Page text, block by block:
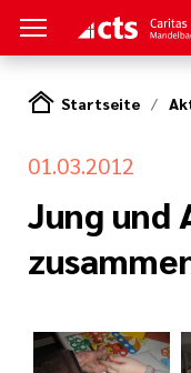
Arbeit
Startseite
01.03.2012
Jung und